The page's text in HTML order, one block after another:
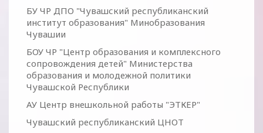
БУ ЧР ДПО "Чувашский республиканский
институт образования" Минобразования
Чувашии
БОУ ЧР "Центр образования и комплексного
сопровождения детей" Министерства
образования и молодежной политики
Чувашской Республики
АУ Центр внешкольной работы "ЭТКЕР"
Чувашский республиканский ЦНОТ